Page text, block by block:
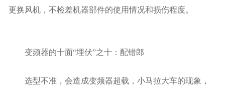
更换风机，不检差机器部件的使用情况和损伤程度。
变频器的十面“埋伏”之十：配错郎
选型不准，会造成变频器超载，小马拉大车的现象，